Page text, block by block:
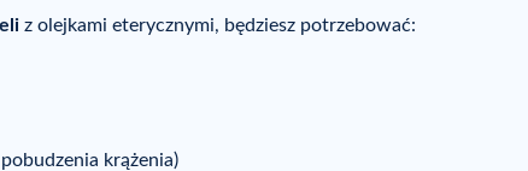
z olejkami eterycznymi, będziesz potrzebować:
krążenia)